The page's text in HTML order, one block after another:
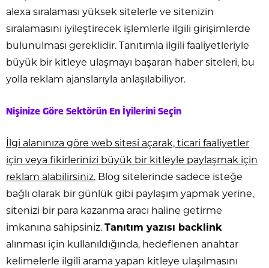
alexa sıralaması yüksek sitelerle ve sitenizin
sıralamasını iyileştirecek işlemlerle ilgili girişimlerde
bulunulması gereklidir. Tanıtımla ilgili faaliyetleriyle
büyük bir kitleye ulaşmayı başaran haber siteleri, bu
yolla reklam ajanslarıyla anlaşılabiliyor.
Nişinize Göre Sektörün En İyilerini Seçin
İlgi alanınıza göre web sitesi açarak, ticari faaliyetler
için veya fikirlerinizi büyük bir kitleyle paylaşmak için
reklam alabilirsiniz. Blog sitelerinde sadece isteğe
bağlı olarak bir günlük gibi paylaşım yapmak yerine,
sitenizi bir para kazanma aracı haline getirme
imkanına sahipsiniz. Tanıtım yazısı backlink
alınması için kullanıldığında, hedeflenen anahtar
kelimelerle ilgili arama yapan kitleye ulaşılmasını